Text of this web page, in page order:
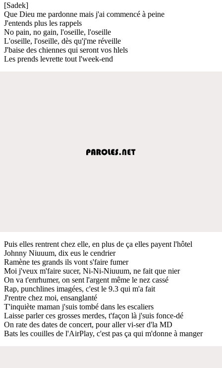
[Sadek]
Que Dieu me pardonne mais j'ai commencé à peine
J'entends plus les rappels
No pain, no gain, l'oseille, l'oseille
L'oseille, l'oseille, dès qu'j'me réveille
J'baise des chiennes qui seront vos hlels
Les prends levrette tout l'week-end
Puis elles rentrent chez elle, en plus de ça elles payent l'hôtel
Johnny Niuuum, dix eus le cendrier
Ramène tes grands ils vont s'faire fumer
Moi j'veux m'faire sucer, Ni-Ni-Niuuum, ne fait que nier
On va t'enrhumer, on sent l'argent même le nez cassé
Rap, punchlines imagées, c'est le 9.3 qui m'a fait
J'rentre chez moi, ensanglanté
T'inquiète maman j'suis tombé dans les escaliers
Laisse parler ces grosses merdes, t'façon là j'suis fonce-dé
On rate des dates de concert, pour aller vi-ser d'la MD
Bats les couilles de l'AirPlay, c'est pas ça qui m'donne à manger